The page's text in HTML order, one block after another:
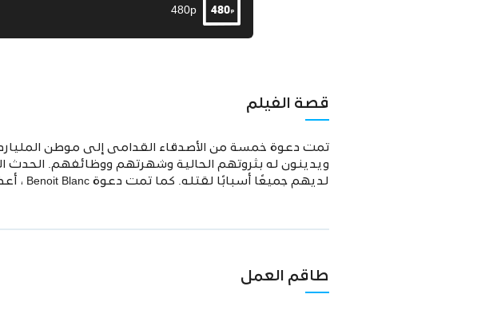
480p
قصة الفيلم
تمت دعوة خمسة من الأصدقاء القدامى إلى موطن الملياردير
ويدينون له بثروتهم الحالية وشهرتهم ووظائفهم. الحدث
لديهم جميعًا أسبابًا لقتله. كما تمت دعوة Benoit Blanc ، أعظم محقق في العالم.
طاقم العمل